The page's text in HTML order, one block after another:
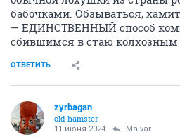
бабочками. Обзываться,
— ЕДИНСТВЕННЫЙ способ
сбившимся в стаю
ОТВЕТИТЬ
zyrbagan
old hamster
11 июня 2024 Malvar